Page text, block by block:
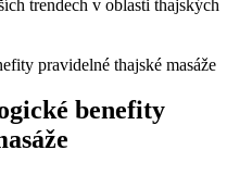
trendech v oblasti thajských
benefity